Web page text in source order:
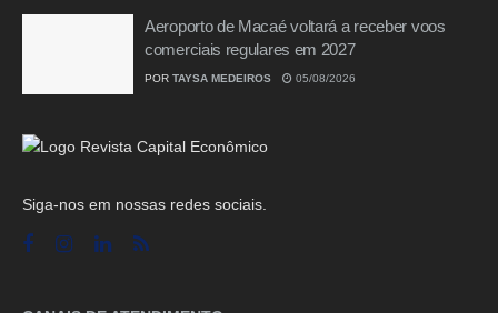
Aeroporto de Macaé voltará a receber voos
comerciais regulares em 2027
POR TAYSA MEDEIROS 05/08/2026
Siga-nos em nossas redes sociais.